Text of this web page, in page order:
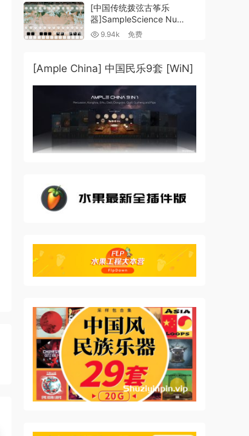
MacOSX]
（4.1GB+10.2GB+9.6GB）
[中国传统拨弦古筝乐
器]SampleScience Nu
Guzheng v2.0 x64 VST
9.94k 免费
[Ample China] 中国民乐9套 [WiN]